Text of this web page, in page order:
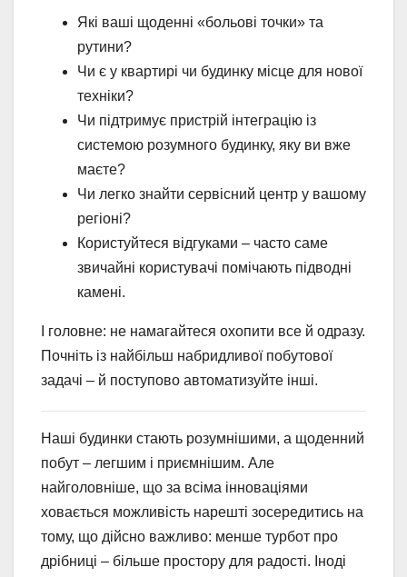
Які ваші щоденні «больові точки» та
рутини?
Чи є у квартирі чи будинку місце для нової
техніки?
Чи підтримує пристрій інтеграцію із
системою розумного будинку, яку ви вже
маєте?
Чи легко знайти сервісний центр у вашому
регіоні?
Користуйтеся відгуками – часто саме
звичайні користувачі помічають підводні
камені.
І головне: не намагайтеся охопити все й одразу.
Почніть із найбільш набридливої побутової
задачі – й поступово автоматизуйте інші.
Наші будинки стають розумнішими, а щоденний
побут – легшим і приємнішим. Але
найголовніше, що за всіма інноваціями
ховається можливість нарешті зосередитись на
тому, що дійсно важливо: менше турбот про
дрібниці – більше простору для радості. Іноді